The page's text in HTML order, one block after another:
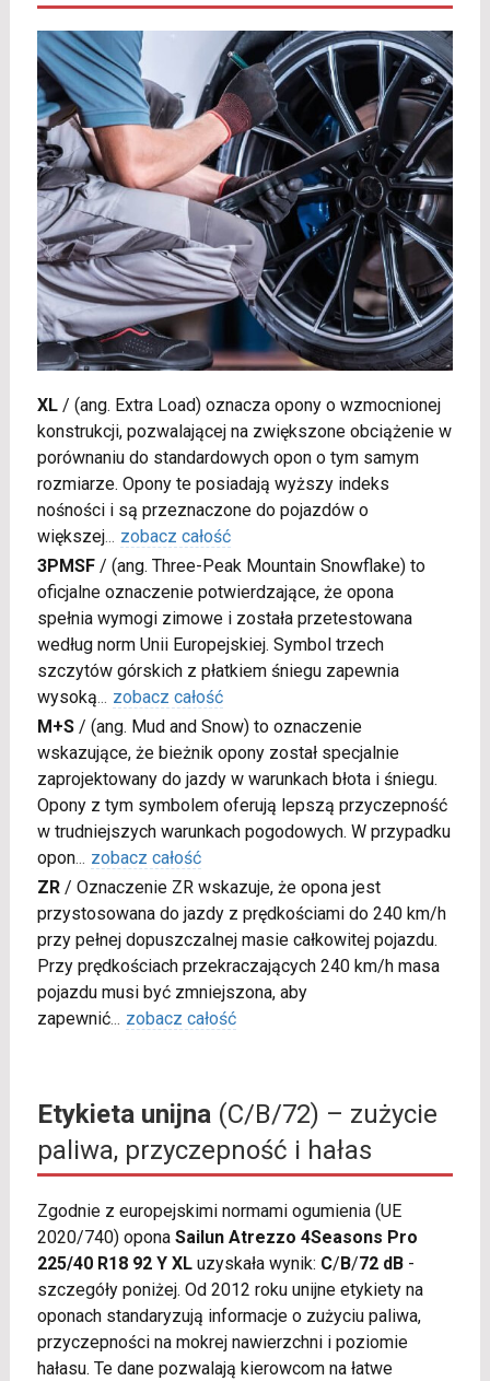
XL/ (ang. Extra Load) oznacza opony o wzmocnionej
konstrukcji, pozwalającej na zwiększone obciążenie w
porównaniu do standardowych opon o tym samym
rozmiarze. Opony te posiadają wyższy indeks
nośności i są przeznaczone do pojazdów o
większej... zobacz całość
3PMSF/ (ang. Three-Peak Mountain Snowflake) to
oficjalne oznaczenie potwierdzające, że opona
spełnia wymogi zimowe i została przetestowana
według norm Unii Europejskiej. Symbol trzech
szczytów górskich z płatkiem śniegu zapewnia
wysoką... zobacz całość
M+S/ (ang. Mud and Snow) to oznaczenie
wskazujące, że bieżnik opony został specjalnie
zaprojektowany do jazdy w warunkach błota i śniegu.
Opony z tym symbolem oferują lepszą przyczepność
w trudniejszych warunkach pogodowych. W przypadku
opon... zobacz całość
ZR/ Oznaczenie ZR wskazuje, że opona jest
przystosowana do jazdy z prędkościami do 240 km/h
przy pełnej dopuszczalnej masie całkowitej pojazdu.
Przy prędkościach przekraczających 240 km/h masa
pojazdu musi być zmniejszona, aby
zapewnić... zobacz całość
Etykieta unijna(C/B/72) – zużycie
paliwa, przyczepność i hałas
Zgodnie z europejskimi normami ogumienia (UE
2020/740) opona Sailun Atrezzo 4Seasons Pro
225/40 R18 92 Y XLuzyskała wynik: C/B/72 dB-
szczegóły poniżej. Od 2012 roku unijne etykiety na
oponach standaryzują informacje o zużyciu paliwa,
przyczepności na mokrej nawierzchni i poziomie
hałasu. Te dane pozwalają kierowcom na łatwe